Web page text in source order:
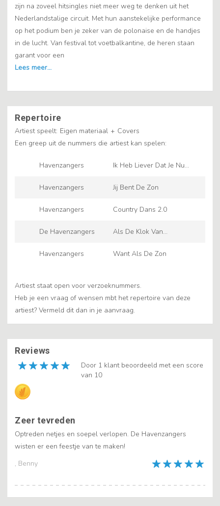
zijn na zoveel hitsingles niet meer weg te denken uit het
Nederlandstalige circuit. Met hun aanstekelijke performance
op het podium ben je zeker van de polonaise en de handjes
in de lucht. Van festival tot voetbalkantine, de heren staan
garant voor een
Repertoire
Artiest speelt: Eigen materiaal + Covers
Een greep uit de nummers die artiest kan spelen:
Havenzangers
Ik Heb Liever Dat Je Nu
Havenzangers
Jij Bent De Zon
Havenzangers Country Dans 2.0
De Havenzangers
Als De Klok Van
Havenzangers
Want Als De Zon
Artiest staat open voor verzoeknummers.
Heb je een vraag of wensen mbt het repertoire van deze
artiest? Vermeld dit dan in je aanvraag.
Reviews
Door 1 klant beoordeeld met een score
van 10
, Benny
Zeer tevreden
Optreden netjes en soepel verlopen. De Havenzangers
wisten er een feestje van te maken!